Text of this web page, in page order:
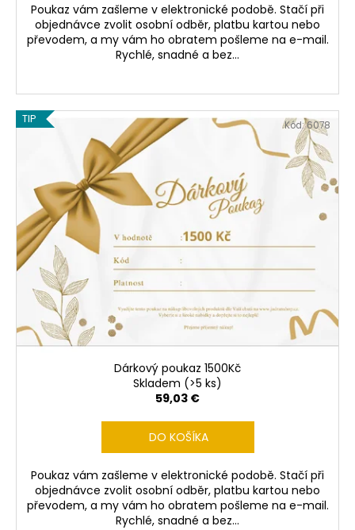
Poukaz vám zašleme v elektronické podobě. Stačí při
objednávce zvolit osobní odběr, platbu kartou nebo
převodem, a my vám ho obratem pošleme na e-mail.
Rychlé, snadné a bez...
TIP
Dárkový poukaz 1500Kč
Skladem (>5 ks)
59,03 €
DO KOŠÍKA
Poukaz vám zašleme v elektronické podobě. Stačí při
objednávce zvolit osobní odběr, platbu kartou nebo
převodem, a my vám ho obratem pošleme na e-mail.
Rychlé, snadné a bez...
Kód:6078